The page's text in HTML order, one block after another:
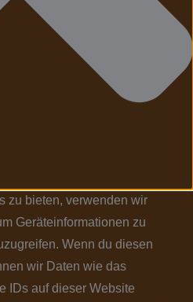
zu bieten, verwenden wir
Geräteinformationen zu
Wenn du diesen
wir Daten wie das
IDs auf dieser Website